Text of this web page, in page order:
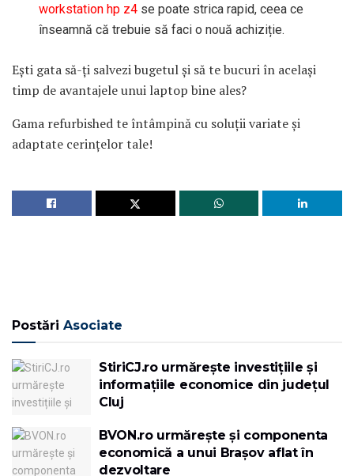
workstation hp z4 se poate strica rapid, ceea ce
înseamnă că trebuie să faci o nouă achiziție.
Ești gata să-ți salvezi bugetul și să te bucuri în același
timp de avantajele unui laptop bine ales?
Gama refurbished te întâmpină cu soluții variate și
adaptate cerințelor tale!
Postări Asociate
StiriCJ.ro urmărește investițiile și
informațiile economice din județul
Cluj
BVON.ro urmărește și componenta
economică a unui Brașov aflat în
dezvoltare